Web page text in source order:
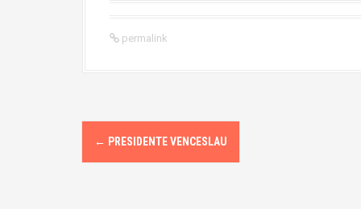
permalink
P
o
← PRESIDENTE VENCESLAU